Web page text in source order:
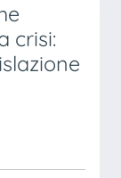
crisi: